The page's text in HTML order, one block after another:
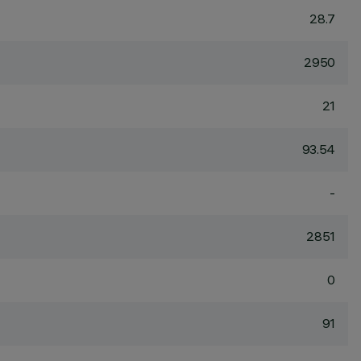
28.7
2950
21
93.54
-
2851
0
91